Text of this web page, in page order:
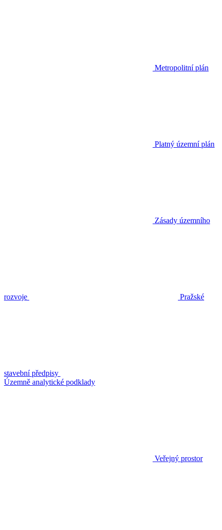
Metropolitní plán
Platný územní plán
Zásady územního
rozvoje Pražské
stavební předpisy
Územně analytické podklady
Veřejný prostor